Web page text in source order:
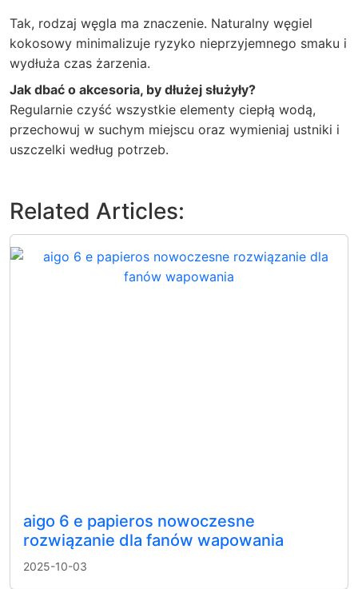
Tak, rodzaj węgla ma znaczenie. Naturalny węgiel
kokosowy minimalizuje ryzyko nieprzyjemnego smaku i
wydłuża czas żarzenia.
Jak dbać o akcesoria, by dłużej służyły?
Regularnie czyść wszystkie elementy ciepłą wodą,
przechowuj w suchym miejscu oraz wymieniaj ustniki i
uszczelki według potrzeb.
Related Articles:
aigo 6 e papieros nowoczesne
rozwiązanie dla fanów wapowania
2025-10-03